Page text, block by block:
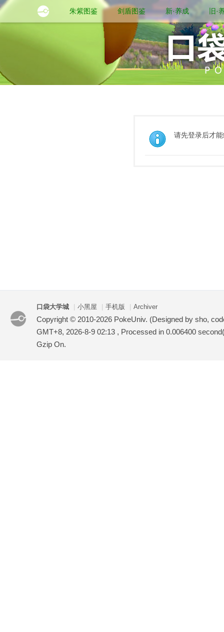
朱紫图鉴 剑盾图鉴 新·养成 旧·
请先登录后才
口袋大学城 小黑屋 手机版 Archiver
Copyright © 2010-2026 PokeUniv. (Designed by sho,
GMT+8, 2026-8-9 02:13 , Processed in 0.006400
Gzip On.